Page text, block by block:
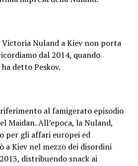
Nuland a Kiev non porta
dal 2014, quando
detto Peskov.
al famigerato episodio
Maidan. All’epoca, la Nuland,
per gli affari europei ed
a Kiev nel mezzo dei disordini
distribuendo snack ai